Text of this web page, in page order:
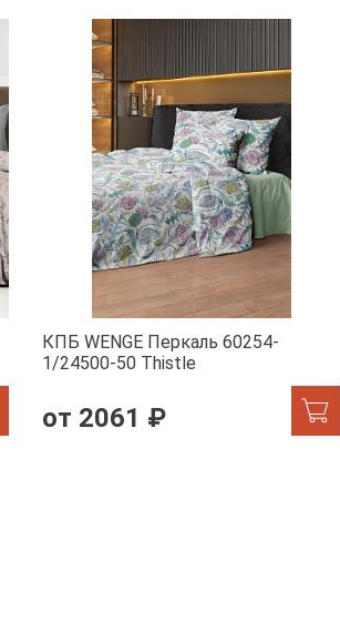
КПБ WENGE Перкаль 60254-
1/24500-50 Тhistle
от 2061 ₽